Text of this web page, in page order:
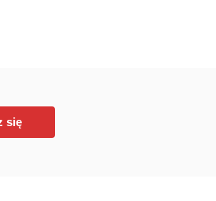
się